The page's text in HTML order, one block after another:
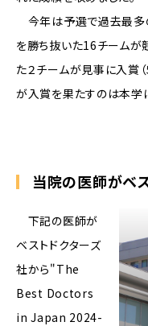
今年は予選で過去最多
を勝ち抜いた16チームが
た２チームが見事に入賞
が入賞を果たすのは本学
当院の医師がベ
下記の医師が
ベストドクターズ
社から"The
Best Doctors
in Japan 2024-